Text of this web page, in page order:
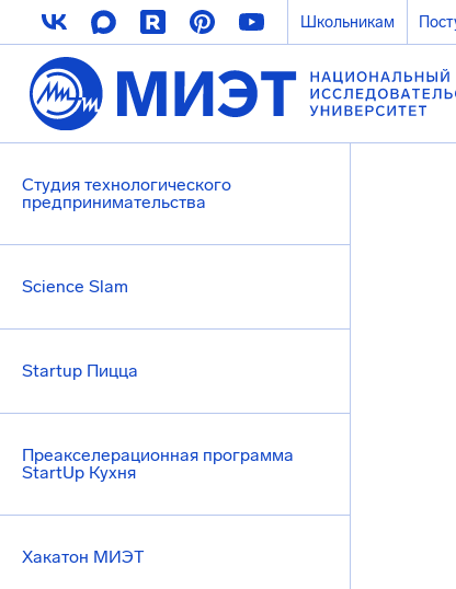
Школьникам
Студия технологического
предпринимательства
Science Slam
Startup Пицца
Преакселерационная программа
StartUp Кухня
Хакатон МИЭТ